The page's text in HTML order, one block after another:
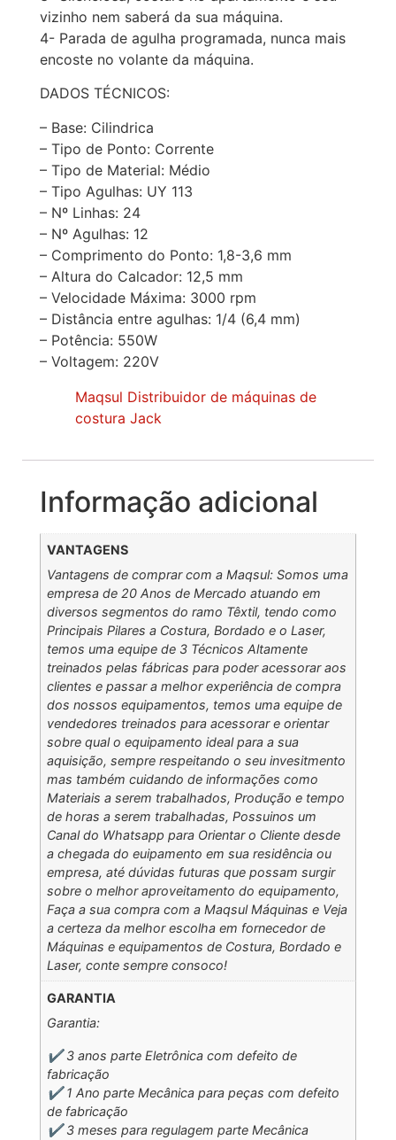
vizinho nem saberá da sua máquina.
4- Parada de agulha programada, nunca mais
encoste no volante da máquina.
DADOS TÉCNICOS:
– Base: Cilindrica
– Tipo de Ponto: Corrente
– Tipo de Material: Médio
– Tipo Agulhas: UY 113
– Nº Linhas: 24
– Nº Agulhas: 12
– Comprimento do Ponto: 1,8-3,6 mm
– Altura do Calcador: 12,5 mm
– Velocidade Máxima: 3000 rpm
– Distância entre agulhas: 1/4 (6,4 mm)
– Potência: 550W
– Voltagem: 220V
Maqsul Distribuidor de máquinas de
costura Jack
Informação adicional
VANTAGENS
Vantagens de comprar com a Maqsul: Somos uma
empresa de 20 Anos de Mercado atuando em
diversos segmentos do ramo Têxtil, tendo como
Principais Pilares a Costura, Bordado e o Laser,
temos uma equipe de 3 Técnicos Altamente
treinados pelas fábricas para poder acessorar aos
clientes e passar a melhor experiência de compra
dos nossos equipamentos, temos uma equipe de
vendedores treinados para acessorar e orientar
sobre qual o equipamento ideal para a sua
aquisição, sempre respeitando o seu invesitmento
mas também cuidando de informações como
Materiais a serem trabalhados, Produção e tempo
de horas a serem trabalhadas, Possuinos um
Canal do Whatsapp para Orientar o Cliente desde
a chegada do euipamento em sua residência ou
empresa, até dúvidas futuras que possam surgir
sobre o melhor aproveitamento do equipamento,
Faça a sua compra com a Maqsul Máquinas e Veja
a certeza da melhor escolha em fornecedor de
Máquinas e equipamentos de Costura, Bordado e
Laser, conte sempre consoco!
GARANTIA
Garantia:
✔️ 3 anos parte Eletrônica com defeito de
fabricação
✔️ 1 Ano parte Mecânica para peças com defeito
de fabricação
✔️ 3 meses para regulagem parte Mecânica